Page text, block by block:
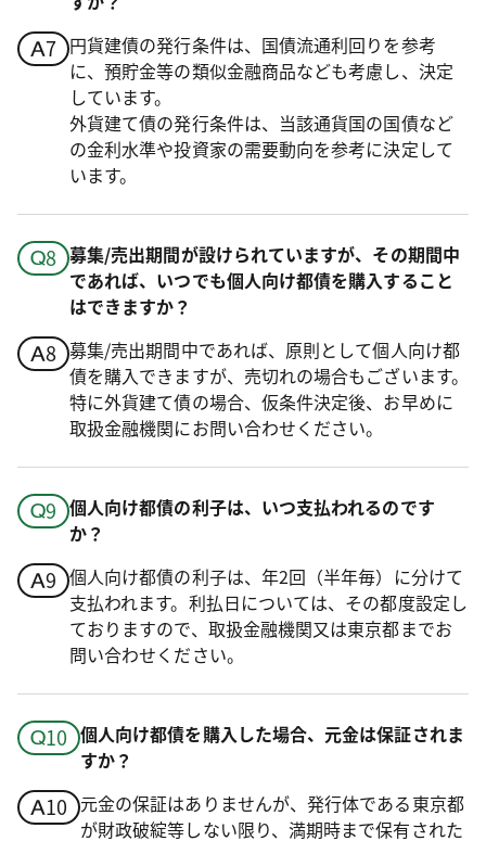
円貨建債の発行条件は、国債流通利回りを参考
に、預貯金等の類似金融商品なども考慮し、決定
しています。
外貨建て債の発行条件は、当該通貨国の国債など
の金利水準や投資家の需要動向を参考に決定して
います。
募集/売出期間が設けられていますが、その期間中
であれば、いつでも個人向け都債を購入すること
はできますか？
募集/売出期間中であれば、原則として個人向け都
債を購入できますが、売切れの場合もございます。
特に外貨建て債の場合、仮条件決定後、お早めに
取扱金融機関にお問い合わせください。
個人向け都債の利子は、いつ支払われるのです
か？
個人向け都債の利子は、年2回（半年毎）に分けて
支払われます。利払日については、その都度設定し
ておりますので、取扱金融機関又は東京都までお
問い合わせください。
個人向け都債を購入した場合、元金は保証されま
すか？
元金の保証はありませんが、発行体である東京都
が財政破綻等しない限り、満期時まで保有された